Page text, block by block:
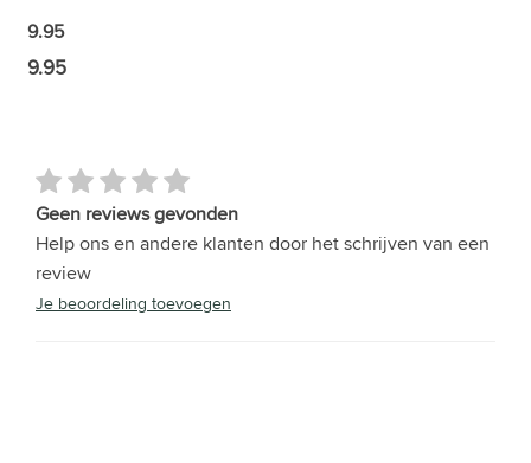
9.95
9.95
Geen reviews gevonden
Help ons en andere klanten door het schrijven van een
review
Je beoordeling toevoegen